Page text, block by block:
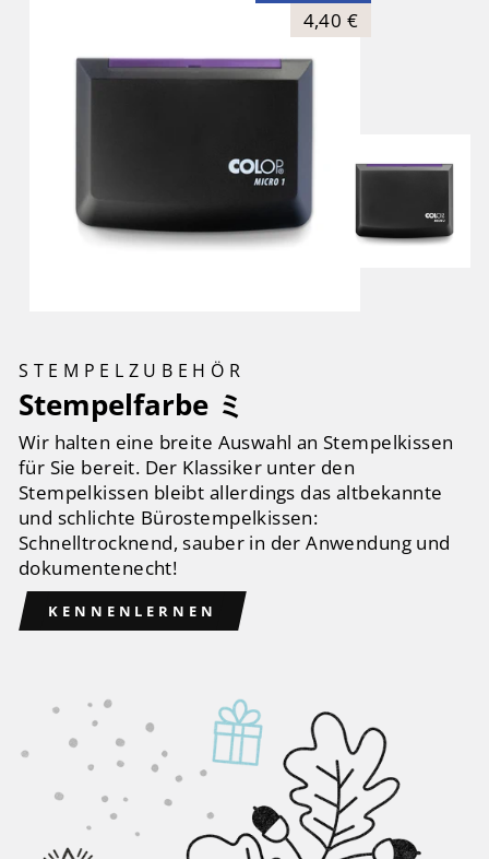
STEMPELZUBEHÖR
Stempelfarbe ミ
Wir halten eine breite Auswahl an Stempelkissen
für Sie bereit. Der Klassiker unter den
Stempelkissen bleibt allerdings das altbekannte
und schlichte Bürostempelkissen:
Schnelltrocknend, sauber in der Anwendung und
dokumentenecht!
KENNENLERNEN
4,40 €